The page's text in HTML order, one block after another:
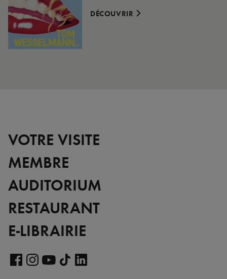
DÉCOUVRIR
VOTRE VISITE
MEMBRE
AUDITORIUM
RESTAURANT
E-LIBRAIRIE